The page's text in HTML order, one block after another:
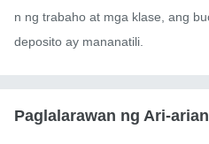
n ng trabaho at mga klase, ang
deposito ay mananatili.
Paglalarawan ng Ari-arian